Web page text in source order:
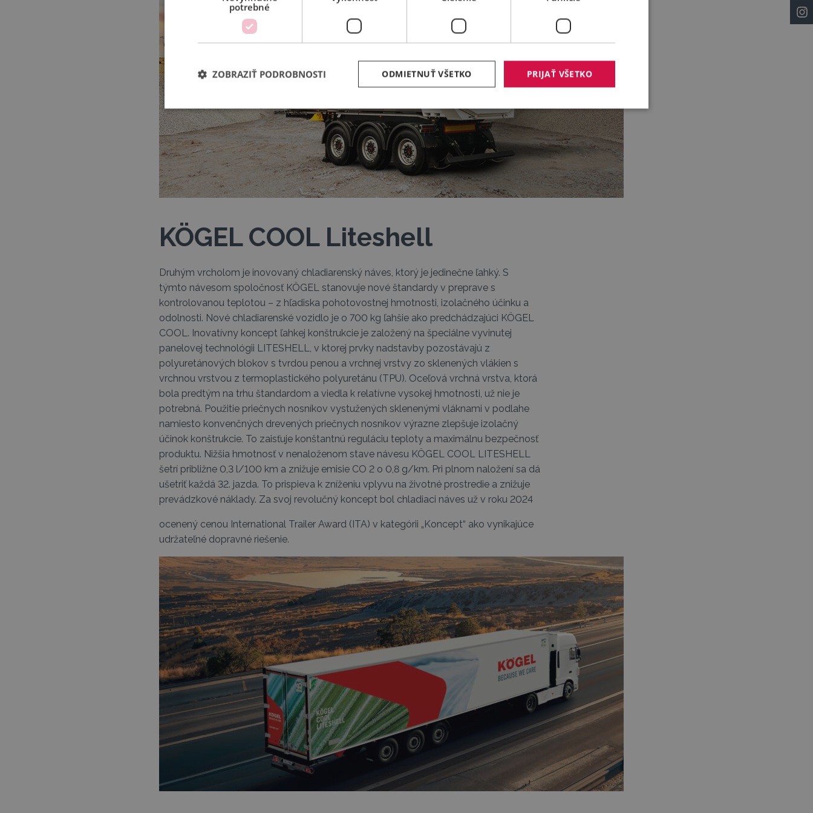
KÖGEL COOL Liteshell
Druhým vrcholom je inovovaný chladiarenský náves, ktorý je jedinečne ľahký. S
týmto návesom spoločnosť KÖGEL stanovuje nové štandardy v preprave s
kontrolovanou teplotou – z hľadiska pohotovostnej hmotnosti, izolačného účinku a
odolnosti. Nové chladiarenské vozidlo je o 700 kg ľahšie ako predchádzajúci KÖGEL
COOL. Inovatívny koncept ľahkej konštrukcie je založený na špeciálne vyvinutej
panelovej technológii LITESHELL, v ktorej prvky nadstavby pozostávajú z
polyuretánových blokov s tvrdou penou a vrchnej vrstvy zo sklenených vlákien s
vrchnou vrstvou z termoplastického polyuretánu (TPU). Oceľová vrchná vrstva, ktorá
bola predtým na trhu štandardom a viedla k relatívne vysokej hmotnosti, už nie je
potrebná. Použitie priečnych nosníkov vystužených sklenenými vláknami v podlahe
namiesto konvenčných drevených priečnych nosníkov výrazne zlepšuje izolačný
účinok konštrukcie. To zaisťuje konštantnú reguláciu teploty a maximálnu bezpečnosť
produktu. Nižšia hmotnosť v nenaloženom stave návesu KÖGEL COOL LITESHELL
šetrí približne 0,3 l/100 km a znižuje emisie CO 2 o 0,8 g/km. Pri plnom naložení sa dá
ušetriť každá 32. jazda. To prispieva k zníženiu vplyvu na životné prostredie a znižuje
prevádzkové náklady. Za svoj revolučný koncept bol chladiaci náves už v roku 2024
ocenený cenou International Trailer Award (ITA) v kategórii „Koncept“ ako vynikajúce
udržateľné dopravné riešenie.
potrebné
PRIJAŤ VŠETKO
ODMIETNUŤ VŠETKO
ZOBRAZIŤ PODROBNOSTI